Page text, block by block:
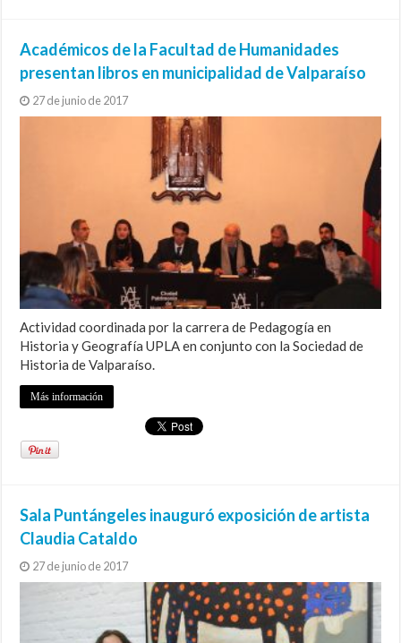
Académicos de la Facultad de Humanidades
presentan libros en municipalidad de Valparaíso
27 de junio de 2017
Actividad coordinada por la carrera de Pedagogía en
Historia y Geografía UPLA en conjunto con la Sociedad de
Historia de Valparaíso.
Más información
Sala Puntángeles inauguró exposición de artista
Claudia Cataldo
27 de junio de 2017